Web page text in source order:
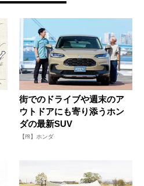
街でのドライブや週末のア
ウトドアにも寄り添うホン
ダの最新SUV
【PR】ホンダ